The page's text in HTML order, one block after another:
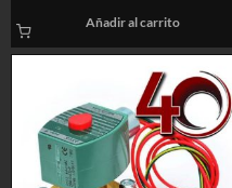
ASCO / 8266D077V
Añadir al carrito